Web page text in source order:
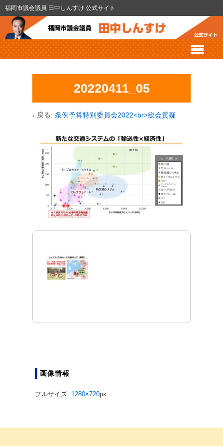
福岡市議会議員 田中しんすけ 公式サイト
20220411_05
‹ 戻る: 条例予算特別委員会2022<br>総会質疑
画像情報
フルサイズ: 1280×720px